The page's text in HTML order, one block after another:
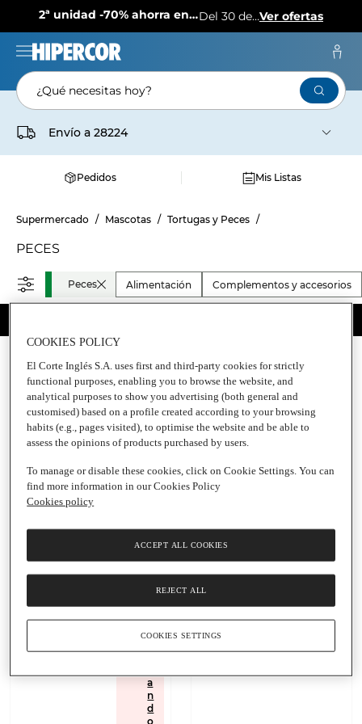
2ª unidad -70% ahorra en más de 1.000 productos Del 30 de julio al 12 de agostoVer ofertas
¿Qué necesitas hoy?
Envío a 28224
Pedidos Mis Listas
Supermercado Mascotas Tortugas y Peces
PECES
Peces Alimentación Complementos y accesorios
Añadir
3 €3,34 €
12 € / Litro
Gold
fría
250 Ml
C
a
n
d
o
3,35 €
13,40 € / Litro
Gold alimento para
peces de agua fría
VITAKRAFT
Envase|250 Ml
COOKIES POLICY
El Corte Inglés S.A. uses first and third-party cookies for strictly
functional purposes, enabling you to browse the website, and
analytical purposes to show you advertising (both general and
customised) based on a profile created according to your browsing
habits (e.g., pages visited), to optimise the website and be able to
assess the opinions of products purchased by users.
To manage or disable these cookies, click on Cookie Settings. You can
find more information in our Cookies Policy
Cookies policy
REJECT ALL
ACCEPT ALL COOKIES
COOKIES SETTINGS